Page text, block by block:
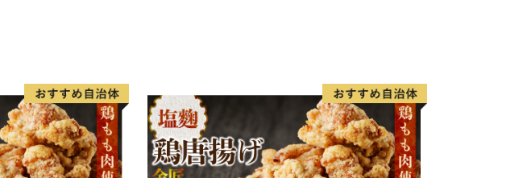
串本は北緯33度30分という位置にあり、本来、海藻の茂る温帯
の海に属します。しかし、南から暖かい水を運んでくる黒潮の働き
によって串本の海は常に暖められ、南の海と同様のサンゴ群落が形
成されています。世界でもっとも北にあるサンゴの海、それが紀伊